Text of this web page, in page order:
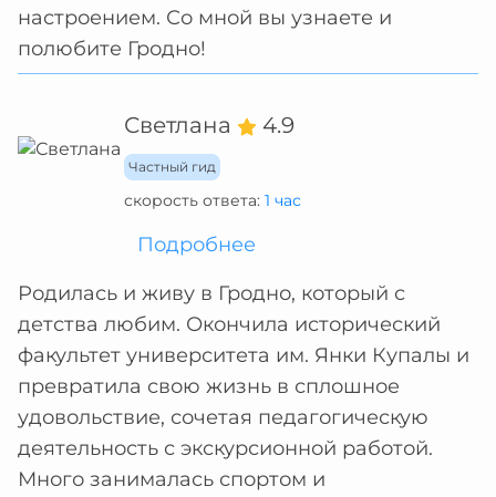
настроением. Со мной вы узнаете и
полюбите Гродно!
Светлана 4.9
Частный гид
скорость ответа: 1 час
Подробнее
Родилась и живу в Гродно, который с
детства любим. Окончила исторический
факультет университета им. Янки Купалы и
превратила свою жизнь в сплошное
удовольствие, сочетая педагогическую
деятельность с экскурсионной работой.
Много занималась спортом и